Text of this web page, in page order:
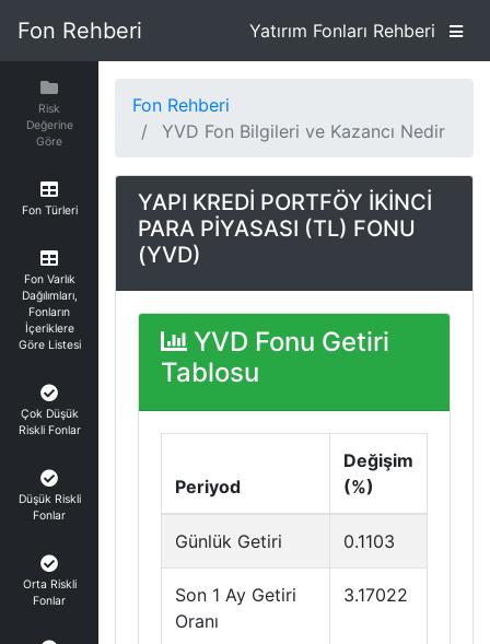
Fon Rehberi Yatırım Fonları Rehberi
Risk
Değerine
Göre
Fon Türleri
Fon Varlık
Dağılımları,
Fonların
İçeriklere
Göre Listesi
Çok Düşük
Riskli Fonlar
Düşük Riskli
Fonlar
Orta Riskli
Fonlar
Fon Rehberi
YVD Fon Bilgileri ve Kazancı Nedir
YAPI KREDİ PORTFÖY İKİNCİ
PARA PİYASASI (TL) FONU
(YVD)
YVD Fonu Getiri
Tablosu
Periyod
Değişim
(%)
Günlük Getiri 0.1103
Son 1 Ay Getiri
Oranı
3.17022